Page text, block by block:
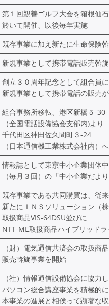
第１回親善ゴルフ大会を箱根仙
於いて開催、以後毎年実施
既存事業に加え新たに生命保険
新規事業として携帯電話販売斡
創立３０周年記念として組合員
新規事業として携帯電話の販売
組合事務所移転、港区新橋５-30-
（全国電話設備協会支部内)より
千代田区神田佐久間町３-24
（日本通信機工業株式会社内）へ
情報誌として東京中小企業団体
（毎月３回）の「中小企業だよ
既存事業である共同購買は、従来
新たにＩＮＳソリューション（株
取扱商品VIS-64DSU並びに
NTT-ME取扱商品ハイブリッド
（財）電気通信共済会の取扱商
販売斡旋事業を開始
（社）情報通信設備協会に協力し
パソコン総合講座事業を積極的に
本事業の進展と相俟って顕著な